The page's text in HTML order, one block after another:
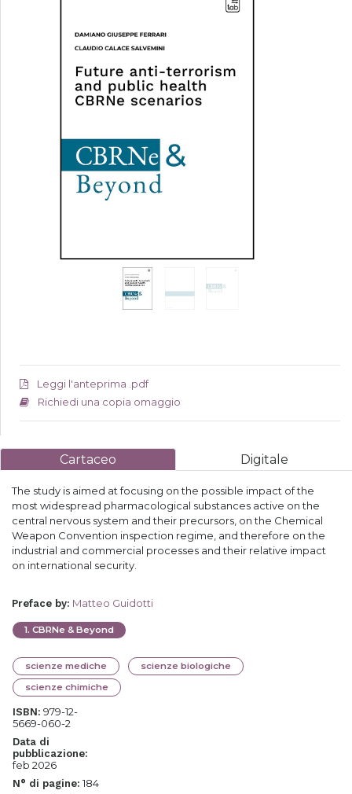
Leggi l'anteprima .pdf
Richiedi una copia omaggio
Cartaceo Digitale
The study is aimed at focusing on the possible impact of the
most widespread pharmacological substances active on the
central nervous system and their precursors, on the Chemical
Weapon Convention inspection regime, and therefore on the
industrial and commercial processes and their relative impact
on international security.
Preface by: Matteo Guidotti
1. CBRNe & Beyond
scienze mediche
scienze biologiche
scienze chimiche
ISBN: 979-12-
5669-060-2
Data di
pubblicazione:
feb 2026
N° di pagine: 184